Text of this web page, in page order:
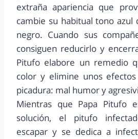
extraña apariencia que
cambie su habitual tono
negro. Cuando sus
consiguen reducirlo y
Pitufo elabore un remedio
color y elimine unos
picadura: mal humor y
Mientras que Papa Pitufo
solución, el pitufo
escapar y se dedica a